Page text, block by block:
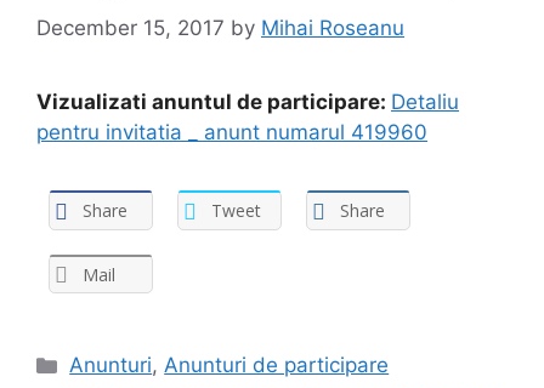
December 15, 2017 by Mihai Roseanu
Vizualizati anuntul de participare: Detaliu
pentru invitatia _ anunt numarul 419960
Share Tweet Share
Mail
Anunturi,Anunturi de participare